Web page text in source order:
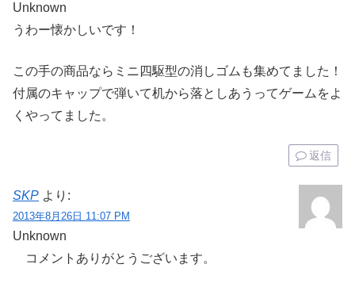
Unknown
うわー懐かしいです！
この手の商品ならミニ四駆型の消しゴムも集めてました！
付属のキャップで弾いて机から落としあうってゲームをよ
くやってました。
返信
SKP より:
2013年8月26日 11:07 PM
Unknown
コメントありがとうございます。